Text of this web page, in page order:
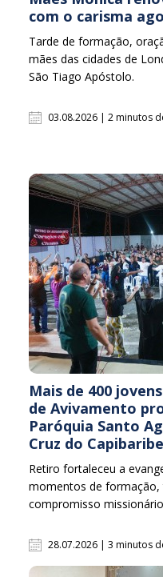
com o carisma
Tarde de formação,
mães das cidades de
São Tiago Apóstolo.
03.08.2026 | 2 minutos
Mais de 400
de Avivamento
Paróquia Santo
Cruz do
Retiro fortaleceu a
momentos de formação,
compromisso
28.07.2026 | 3 minutos